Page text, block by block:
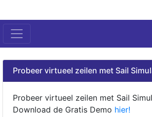
Probeer virtueel zeilen met Sail
Probeer virtueel zeilen met Sail
Download de Gratis Demo hier!